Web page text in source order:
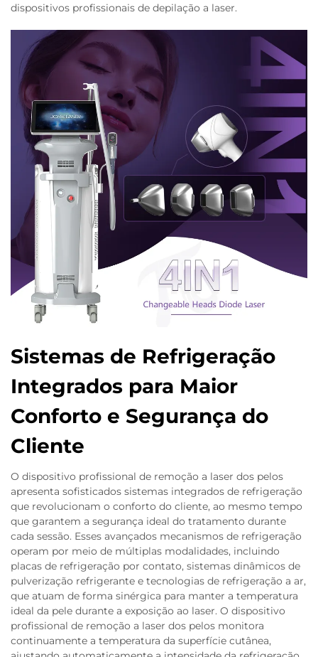
dispositivos profissionais de depilação a laser.
Sistemas de Refrigeração
Integrados para Maior
Conforto e Segurança do
Cliente
O dispositivo profissional de remoção a laser dos pelos
apresenta sofisticados sistemas integrados de refrigeração
que revolucionam o conforto do cliente, ao mesmo tempo
que garantem a segurança ideal do tratamento durante
cada sessão. Esses avançados mecanismos de refrigeração
operam por meio de múltiplas modalidades, incluindo
placas de refrigeração por contato, sistemas dinâmicos de
pulverização refrigerante e tecnologias de refrigeração a ar,
que atuam de forma sinérgica para manter a temperatura
ideal da pele durante a exposição ao laser. O dispositivo
profissional de remoção a laser dos pelos monitora
continuamente a temperatura da superfície cutânea,